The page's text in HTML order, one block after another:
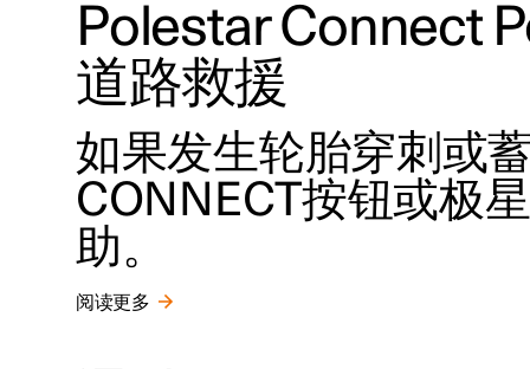
Polestar Connect
道路救援
如果发生轮胎穿刺或
CONNECT按钮或极
助。
阅读更多